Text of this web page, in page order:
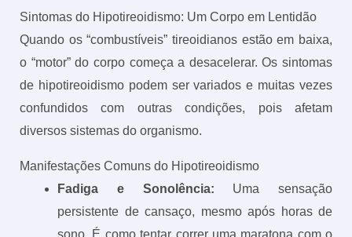
Sintomas do Hipotireoidismo: Um Corpo em Lentidão
Quando os “combustíveis” tireoidianos estão em baixa,
o “motor” do corpo começa a desacelerar. Os sintomas
de hipotireoidismo podem ser variados e muitas vezes
confundidos com outras condições, pois afetam
diversos sistemas do organismo.
Manifestações Comuns do Hipotireoidismo
Fadiga e Sonolência: Uma sensação
persistente de cansaço, mesmo após horas de